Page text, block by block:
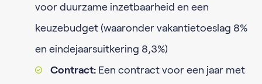
voor duurzame inzetbaarheid en een
keuzebudget (waaronder vakantietoeslag 8%
en eindejaarsuitkering 8,3%)
Contract: Een contract voor een jaar met